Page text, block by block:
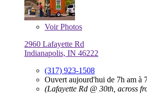
VoirPhotos
2960 Lafayette Rd
Indianapolis, IN 46222
(317) 923-1508
Ouvert aujourd'hui de 7h am à
(Lafayette Rd @ 30th, across